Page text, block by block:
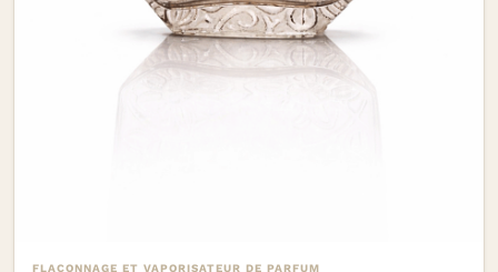
FLACONNAGE ET VAPORISATEUR DE PARFUM